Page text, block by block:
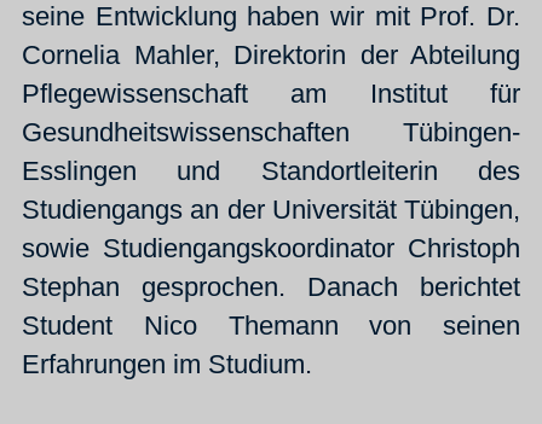
seine Entwicklung haben wir mit Prof. Dr.
Cornelia Mahler, Direktorin der Abteilung
Pflegewissenschaft am Institut für
Gesundheitswissenschaften Tübingen-
Esslingen und Standortleiterin des
Studiengangs an der Universität Tübingen,
sowie Studiengangskoordinator Christoph
Stephan gesprochen. Danach berichtet
Student Nico Themann von seinen
Erfahrungen im Studium.